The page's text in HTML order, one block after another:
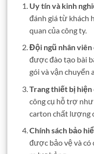
Uy tín và kinh
đánh giá từ khách
quan của công ty.
Đội ngũ nhân viên
được đào tạo bài
gói và vận chuyển
Trang thiết bị hiện
công cụ hỗ trợ
carton chất lượng
Chính sách bảo
được bảo vệ và